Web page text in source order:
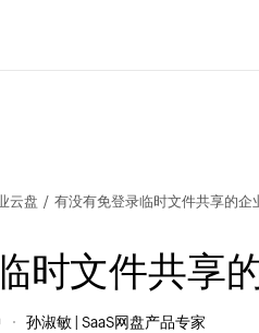
云盘 / 有没有免登录临时文件共享的企
时文件共享
孙淑敏 | SaaS网盘产品专家